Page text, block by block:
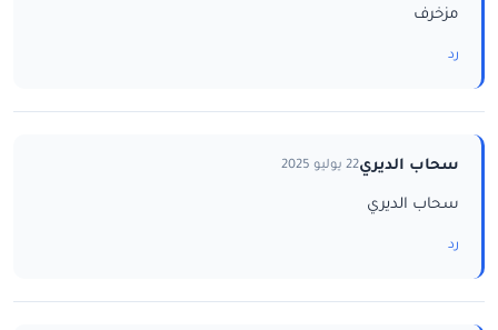
مزخرف
رد
سحاب الديري22 يوليو 2025
سحاب الديري
رد